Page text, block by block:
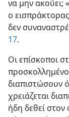
μια απόφαση.
να μην ακούει;
ο
δεν
17
Οι επίσκοποι
διαπιστώσουν
χρειάζεται